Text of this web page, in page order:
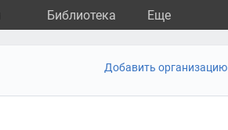
Библиотека Eще
Добавить организацию